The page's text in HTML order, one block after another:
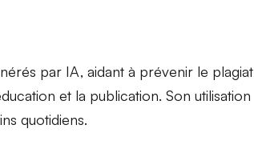
par IA, aidant à prévenir le plagiat
et la publication. Son utilisation
quotidiens.